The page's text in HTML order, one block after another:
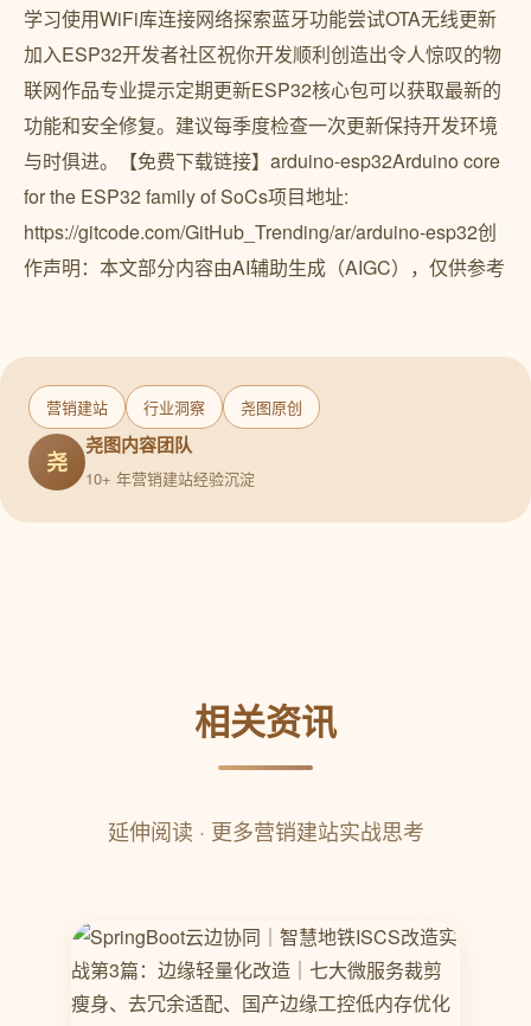
学习使用WiFi库连接网络探索蓝牙功能尝试OTA无线更新
加入ESP32开发者社区祝你开发顺利创造出令人惊叹的物
联网作品专业提示定期更新ESP32核心包可以获取最新的
功能和安全修复。建议每季度检查一次更新保持开发环境
与时俱进。【免费下载链接】arduino-esp32Arduino core
for the ESP32 family of SoCs项目地址:
https://gitcode.com/GitHub_Trending/ar/arduino-esp32创
作声明：本文部分内容由AI辅助生成（AIGC），仅供参考
营销建站 行业洞察 尧图原创
尧
尧图内容团队
10+ 年营销建站经验沉淀
相关资讯
延伸阅读 · 更多营销建站实战思考